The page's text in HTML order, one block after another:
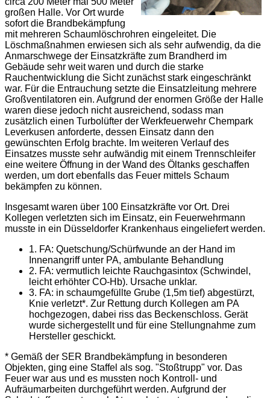
großen Halle. Vor Ort wurde
sofort die Brandbekämpfung
mit mehreren Schaumlöschrohren eingeleitet. Die
Löschmaßnahmen erwiesen sich als sehr aufwendig, da die
Anmarschwege der Einsatzkräfte zum Brandherd im
Gebäude sehr weit waren und durch die starke
Rauchentwicklung die Sicht zunächst stark eingeschränkt
war. Für die Entrauchung setzte die Einsatzleitung mehrere
Großventilatoren ein. Aufgrund der enormen Größe der Halle
waren diese jedoch nicht ausreichend, sodass man
zusätzlich einen Turbolüfter der Werkfeuerwehr Chempark
Leverkusen anforderte, dessen Einsatz dann den
gewünschten Erfolg brachte. Im weiteren Verlauf des
Einsatzes musste sehr aufwändig mit einem Trennschleifer
eine weitere Öffnung in der Wand des Öltanks geschaffen
werden, um dort ebenfalls das Feuer mittels Schaum
bekämpfen zu können.
Insgesamt waren über 100 Einsatzkräfte vor Ort. Drei
Kollegen verletzten sich im Einsatz, ein Feuerwehrmann
musste in ein Düsseldorfer Krankenhaus eingeliefert werden.
1. FA: Quetschung/Schürfwunde an der Hand im
Innenangriff unter PA, ambulante Behandlung
2. FA: vermutlich leichte Rauchgasintox (Schwindel,
leicht erhöhter CO-Hb). Ursache unklar.
3. FA: in schaumgefüllte Grube (1,5m tief) abgestürzt,
Knie verletzt*. Zur Rettung durch Kollegen am PA
hochgezogen, dabei riss das Beckenschloss. Gerät
wurde sichergestellt und für eine Stellungnahme zum
Hersteller geschickt.
* Gemäß der SER Brandbekämpfung in besonderen
Objekten, ging eine Staffel als sog. "Stoßtrupp" vor. Das
Feuer war aus und es mussten noch Kontroll- und
Aufräumarbeiten durchgeführt werden. Aufgrund der